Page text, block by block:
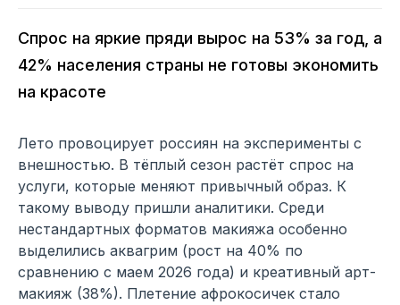
Спрос на яркие пряди вырос на 53% за год, а
42% населения страны не готовы экономить
на красоте
Лето провоцирует россиян на эксперименты с
внешностью. В тёплый сезон растёт спрос на
услуги, которые меняют привычный образ. К
такому выводу пришли аналитики. Среди
нестандартных форматов макияжа особенно
выделились аквагрим (рост на 40% по
сравнению с маем 2026 года) и креативный арт-
макияж (38%). Плетение афрокосичек стало